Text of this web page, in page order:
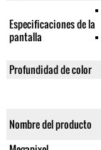
Especificaciones de la
pantalla
Profundidad de color
Nombre del producto